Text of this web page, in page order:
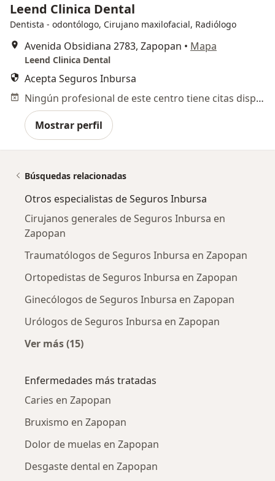
Leend Clinica Dental
Dentista - odontólogo, Cirujano maxilofacial, Radiólogo
Avenida Obsidiana 2783, Zapopan • Mapa
Leend Clinica Dental
Acepta Seguros Inbursa
Ningún profesional de este centro tiene citas disponibles
Mostrar perfil
Búsquedas relacionadas
Otros especialistas de Seguros Inbursa
Cirujanos generales de Seguros Inbursa en
Zapopan
Traumatólogos de Seguros Inbursa en Zapopan
Ortopedistas de Seguros Inbursa en Zapopan
Ginecólogos de Seguros Inbursa en Zapopan
Urólogos de Seguros Inbursa en Zapopan
Ver más (15)
Enfermedades más tratadas
Caries en Zapopan
Bruxismo en Zapopan
Dolor de muelas en Zapopan
Desgaste dental en Zapopan